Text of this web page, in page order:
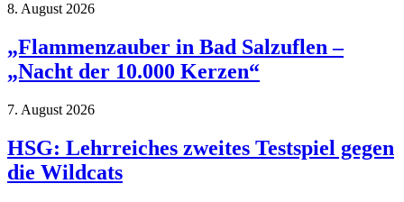
8. August 2026
„Flammenzauber in Bad Salzuflen –
„Nacht der 10.000 Kerzen“
7. August 2026
HSG: Lehrreiches zweites Testspiel gegen
die Wildcats